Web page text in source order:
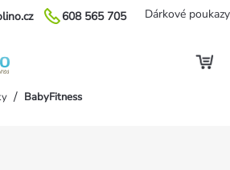
608 565 705 Dárkové poukazy
/ BabyFitness